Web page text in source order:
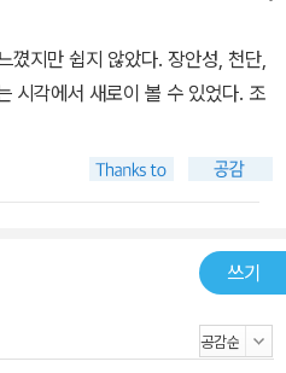
뉘고 단계마다 지역과 민족의 차
궁한 옛 건축물을 통해, 차츰차츰
된 공통의 특징 및 건축의 성격과
축 예술 스타일을 분명히 찾아볼
있다. 즉 신석기 시대, 하夏·상
화되고 성숙하여 전성기에 이른 뒤
는 과정을 거쳤다. 이중 한·당·명
절정에 이르러, 건설 규모와 기술,
중국 고대 건축의 기
꼈지만 쉽지 않았다. 장안성, 천단,
시각에서 새로이 볼 수 있었다. 조
쓰기